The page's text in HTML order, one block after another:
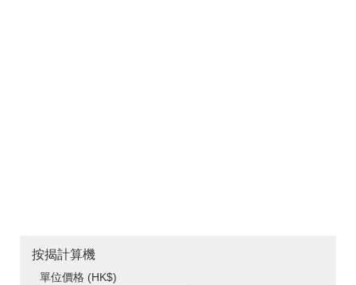
按揭計算機
單位價格 (HK$)